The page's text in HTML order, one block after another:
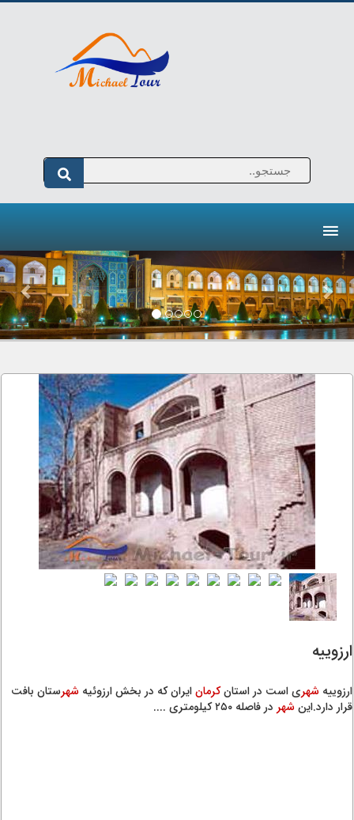
ارزوییه
ارزوییه شهری است در استانکرمانایران که در بخش ارزوئیه شهرستان بافت
قرار دارد.اینشهر در فاصله ۲۵۰ کیلومتری ....